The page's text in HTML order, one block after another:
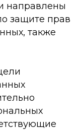
направлены
защите прав
также